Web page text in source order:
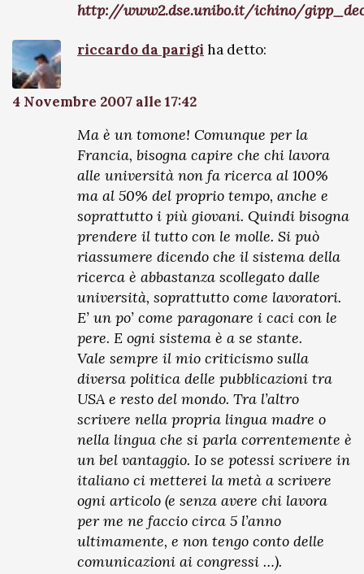
http://www2.dse.unibo.it/ichino/
riccardo da parigi ha detto:
4 Novembre 2007 alle 17:42
Ma è un tomone! Comunque per la
Francia, bisogna capire che chi lavora
alle università non fa ricerca al 100%
ma al 50% del proprio tempo, anche e
soprattutto i più giovani. Quindi bisogna
prendere il tutto con le molle. Si può
riassumere dicendo che il sistema della
ricerca è abbastanza scollegato dalle
università, soprattutto come lavoratori.
E’ un po’ come paragonare i caci con le
pere. E ogni sistema è a se stante.
Vale sempre il mio criticismo sulla
diversa politica delle pubblicazioni tra
USA e resto del mondo. Tra l’altro
scrivere nella propria lingua madre o
nella lingua che si parla correntemente è
un bel vantaggio. Io se potessi scrivere in
italiano ci metterei la metà a scrivere
ogni articolo (e senza avere chi lavora
per me ne faccio circa 5 l’anno
ultimamente, e non tengo conto delle
comunicazioni ai congressi …).